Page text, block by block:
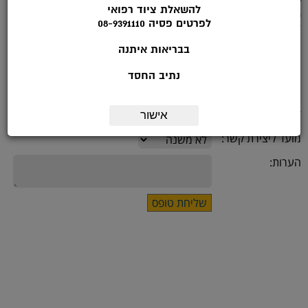
לפרטים נוספים להתקשר לטלפון: 08-9391113 בשעות הפעילות: ימי א'-ה :
9.00-14.00
או מלאו את הטופס הבא:
דואר אלקטרוני:
מועד ליצירת קשר:
הערות:
להשאלת ציוד רפואי
לפרטים פסיה 08-9391110
בבריאות איתנה
נתיב החסד
אישור